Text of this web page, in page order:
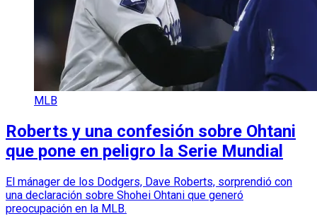
MLB
Roberts y una confesión sobre Ohtani
que pone en peligro la Serie Mundial
El mánager de los Dodgers, Dave Roberts, sorprendió con
una declaración sobre Shohei Ohtani que generó
preocupación en la MLB.